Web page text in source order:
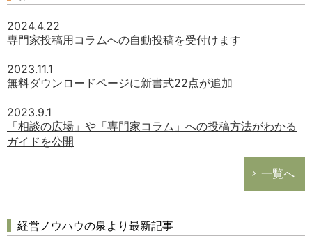
2024.4.22
専門家投稿用コラムへの自動投稿を受付けます
2023.11.1
無料ダウンロードページに新書式22点が追加
2023.9.1
「相談の広場」や「専門家コラム」への投稿方法がわかる
ガイドを公開
一覧へ
経営ノウハウの泉より最新記事